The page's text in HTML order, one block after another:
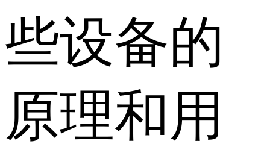
些设备的
原理和用